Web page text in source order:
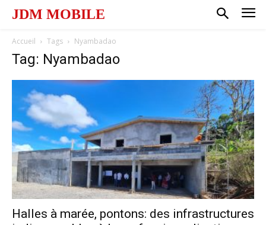
JDM MOBILE
Accueil Tags Nyambadao
Tag: Nyambadao
Halles à marée, pontons: des infrastructures